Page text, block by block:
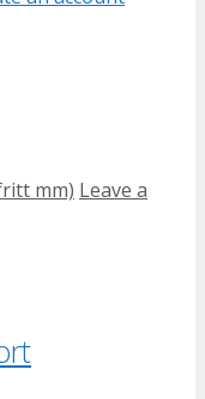
mm) Leave a